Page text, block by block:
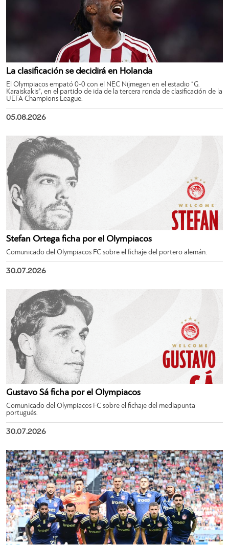
La clasificación se decidirá en Holanda
El Olympiacos empató 0-0 con el NEC Nijmegen en el estadio “G.
Karaiskakis”, en el partido de ida de la tercera ronda de clasificación de la
UEFA Champions League.
05.08.2026
Stefan Ortega ficha por el Olympiacos
Comunicado del Olympiacos FC sobre el fichaje del portero alemán.
30.07.2026
Gustavo Sá ficha por el Olympiacos
Comunicado del Olympiacos FC sobre el fichaje del mediapunta
portugués.
30.07.2026